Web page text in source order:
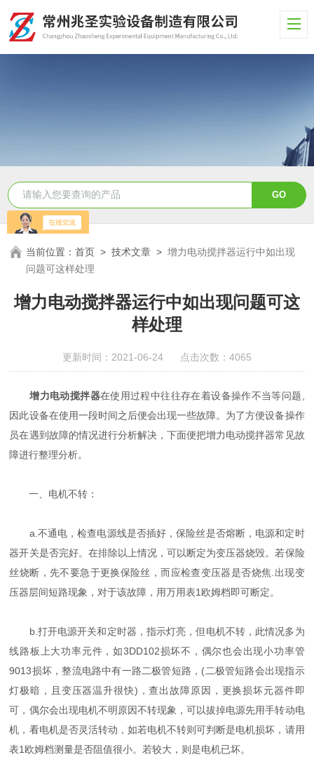
当前位置：首页 >技术文章 >增力电动搅拌器运行中如出现
问题可这样处理
增力电动搅拌器运行中如出现问题可这
样处理
更新时间：2021-06-24 点击次数：4065
增力电动搅拌器在使用过程中往往存在着设备操作不当等问题,
因此设备在使用一段时间之后便会出现一些故障。为了方便设备操作
员在遇到故障的情况进行分析解决，下面便把增力电动搅拌器常见故
障进行整理分析。
一、电机不转：
a.不通电，检查电源线是否插好，保险丝是否熔断，电源和定时
器开关是否完好。在排除以上情况，可以断定为变压器烧毁。若保险
丝烧断，先不要急于更换保险丝，而应检查变压器是否烧焦.出现变
压器层间短路现象，对于该故障，用万用表1欧姆档即可断定。
b.打开电源开关和定时器，指示灯亮，但电机不转，此情况多为
线路板上大功率元件，如3DD102损坏不，偶尔也会出现小功率管
9013损坏，整流电路中有一路二极管短路，(二极管短路会出现指示
灯极暗，且变压器温升很快)，查出故障原因，更换损坏元器件即
可，偶尔会出现电机不明原因不转现象，可以拔掉电源先用手转动电
机，看电机是否灵活转动，如若电机不转则可判断是电机损坏，请用
表1欧姆档测量是否阻值很小。若较大，则是电机已坏。